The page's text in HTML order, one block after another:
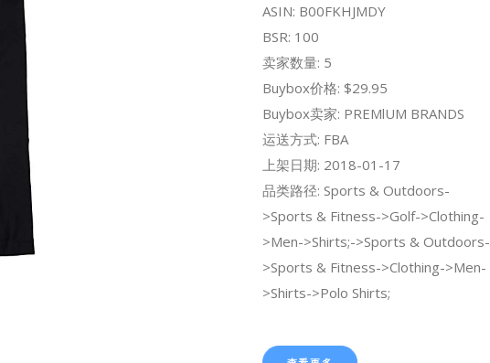
ASIN: B00FKHJMDY
BSR: 100
卖家数量: 5
Buybox价格: $29.95
Buybox卖家: PREMlUM BRANDS
运送方式: FBA
上架日期: 2018-01-17
品类路径: Sports & Outdoors-
>Sports & Fitness->Golf->Clothing-
>Men->Shirts;->Sports & Outdoors-
>Sports & Fitness->Clothing->Men-
>Shirts->Polo Shirts;